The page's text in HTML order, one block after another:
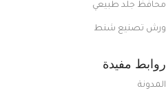
محافظ جلد طبيعي
ورش تصنيع شنط
روابط مفيدة
المدونة